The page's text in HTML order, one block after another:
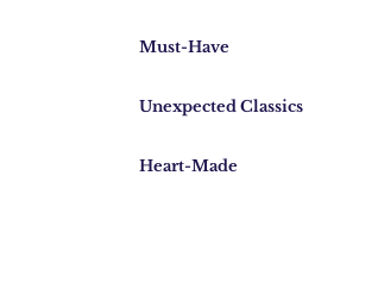
Must-Have
Unexpected Classics
Heart-Made